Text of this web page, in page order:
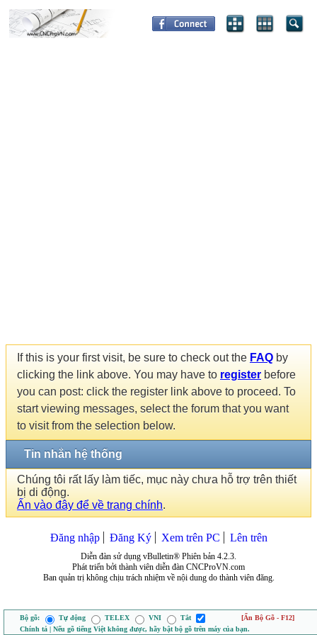
If this is your first visit, be sure to check out the FAQ by
clicking the link above. You may have to register before
you can post: click the register link above to proceed. To
start viewing messages, select the forum that you want
to visit from the selection below.
Tin nhắn hệ thống
Chúng tôi rất lấy làm tiếc, mục này chưa hỗ trợ trên thiết
bị di động.
Ấn vào đây để về trang chính.
Đăng nhập Đăng Ký Xem trên PC Lên trên
Diễn đàn sử dụng vBulletin® Phiên bản 4.2.3.
Phát triển bởi thành viên diễn đàn CNCProVN.com
Ban quản trị không chịu trách nhiệm về nội dung do thành viên đăng.
Bộ gõ: Tự động TELEX VNI Tắt
[Ẩn Bộ Gõ - F12]
Chính tả | Nếu gõ tiếng Việt không được, hãy bật bộ gõ trên máy của bạn.